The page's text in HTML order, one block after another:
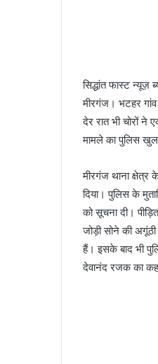
सिद्धांत फास्ट न्यूज़
मीरगंज। भटहर गांव
देर रात भी चोरों
मामले का पुलिस
मीरगंज थाना क्षेत्र
दिया। पुलिस के
को सूचना दी।
जोड़ी सोने की
हैं। इसके बाद भी
देवानंद रजक का